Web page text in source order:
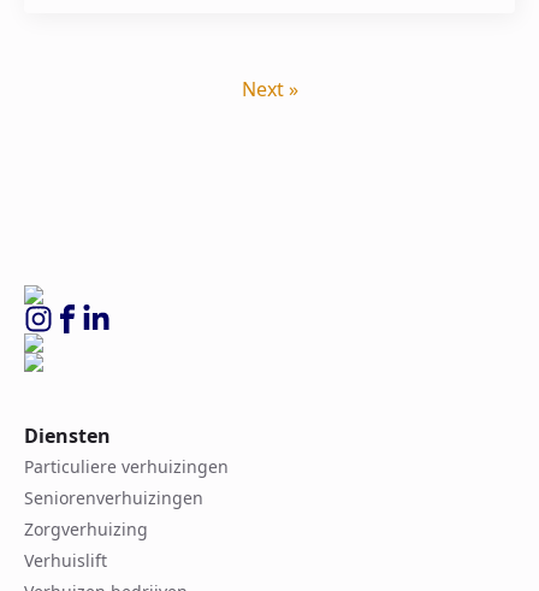
Next »
Diensten
Particuliere verhuizingen
Seniorenverhuizingen
Zorgverhuizing
Verhuislift